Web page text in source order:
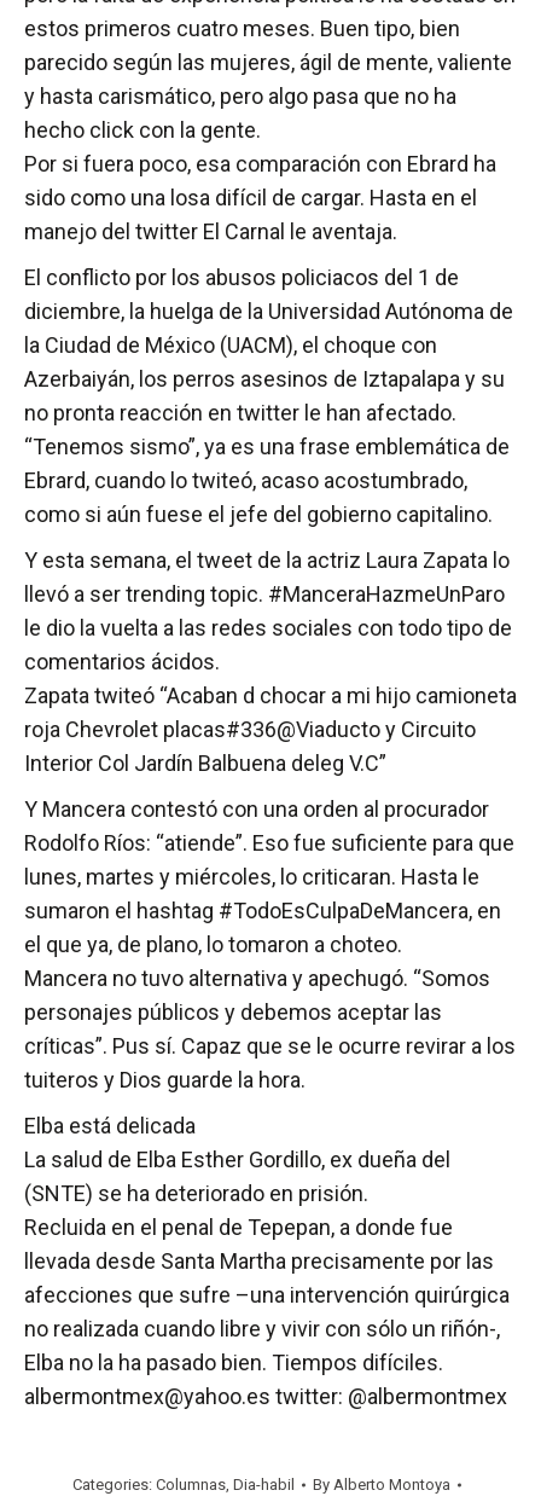
estos primeros cuatro meses. Buen tipo, bien
parecido según las mujeres, ágil de mente, valiente
y hasta carismático, pero algo pasa que no ha
hecho click con la gente.
Por si fuera poco, esa comparación con Ebrard ha
sido como una losa difícil de cargar. Hasta en el
manejo del twitter El Carnal le aventaja.
El conflicto por los abusos policiacos del 1 de
diciembre, la huelga de la Universidad Autónoma de
la Ciudad de México (UACM), el choque con
Azerbaiyán, los perros asesinos de Iztapalapa y su
no pronta reacción en twitter le han afectado.
“Tenemos sismo”, ya es una frase emblemática de
Ebrard, cuando lo twiteó, acaso acostumbrado,
como si aún fuese el jefe del gobierno capitalino.
Y esta semana, el tweet de la actriz Laura Zapata lo
llevó a ser trending topic. #ManceraHazmeUnParo
le dio la vuelta a las redes sociales con todo tipo de
comentarios ácidos.
Zapata twiteó “Acaban d chocar a mi hijo camioneta
roja Chevrolet placas#336@Viaducto y Circuito
Interior Col Jardín Balbuena deleg V.C”
Y Mancera contestó con una orden al procurador
Rodolfo Ríos: “atiende”. Eso fue suficiente para que
lunes, martes y miércoles, lo criticaran. Hasta le
sumaron el hashtag #TodoEsCulpaDeMancera, en
el que ya, de plano, lo tomaron a choteo.
Mancera no tuvo alternativa y apechugó. “Somos
personajes públicos y debemos aceptar las
críticas”. Pus sí. Capaz que se le ocurre revirar a los
tuiteros y Dios guarde la hora.
Elba está delicada
La salud de Elba Esther Gordillo, ex dueña del
(SNTE) se ha deteriorado en prisión.
Recluida en el penal de Tepepan, a donde fue
llevada desde Santa Martha precisamente por las
afecciones que sufre –una intervención quirúrgica
no realizada cuando libre y vivir con sólo un riñón-,
Elba no la ha pasado bien. Tiempos difíciles.
albermontmex@yahoo.es twitter: @albermontmex
Categories: Columnas, Dia-habil By Alberto Montoya